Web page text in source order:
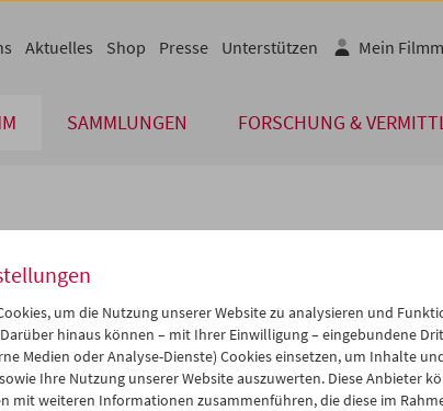
SAMMLUNGEN FORSCHUNG &
Aktuelles Shop Presse Unterstützen Mein
Jun 2011 >>
Mi Do Fr Sa So
01 02 03 04
05
08 09 10 11
12
iCalender
Programmheft-PDF
English language or
um die Nutzung unserer Website zu analysieren und
hinaus können – mit Ihrer Einwilligung – eingebundene
Medien oder Analyse-Dienste) Cookies einsetzen, um Inhalte
Ihre Nutzung unserer Website auszuwerten. Diese Anbieter
mit weiteren Informationen zusammenführen, die diese im